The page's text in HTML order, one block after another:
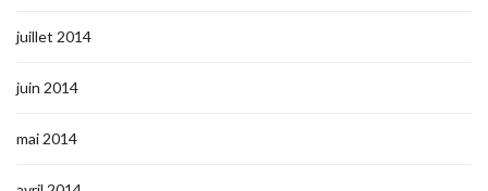
juillet 2014
juin 2014
mai 2014